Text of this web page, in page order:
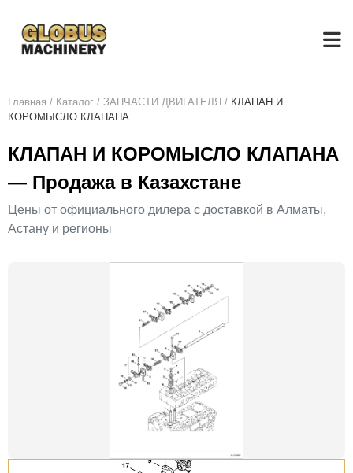
Главная / Каталог / ЗАПЧАСТИ ДВИГАТЕЛЯ / КЛАПАН И
КОРОМЫСЛО КЛАПАНА
КЛАПАН И КОРОМЫСЛО КЛАПАНА
— Продажа в Казахстане
Цены от официального дилера с доставкой в Алматы,
Астану и регионы